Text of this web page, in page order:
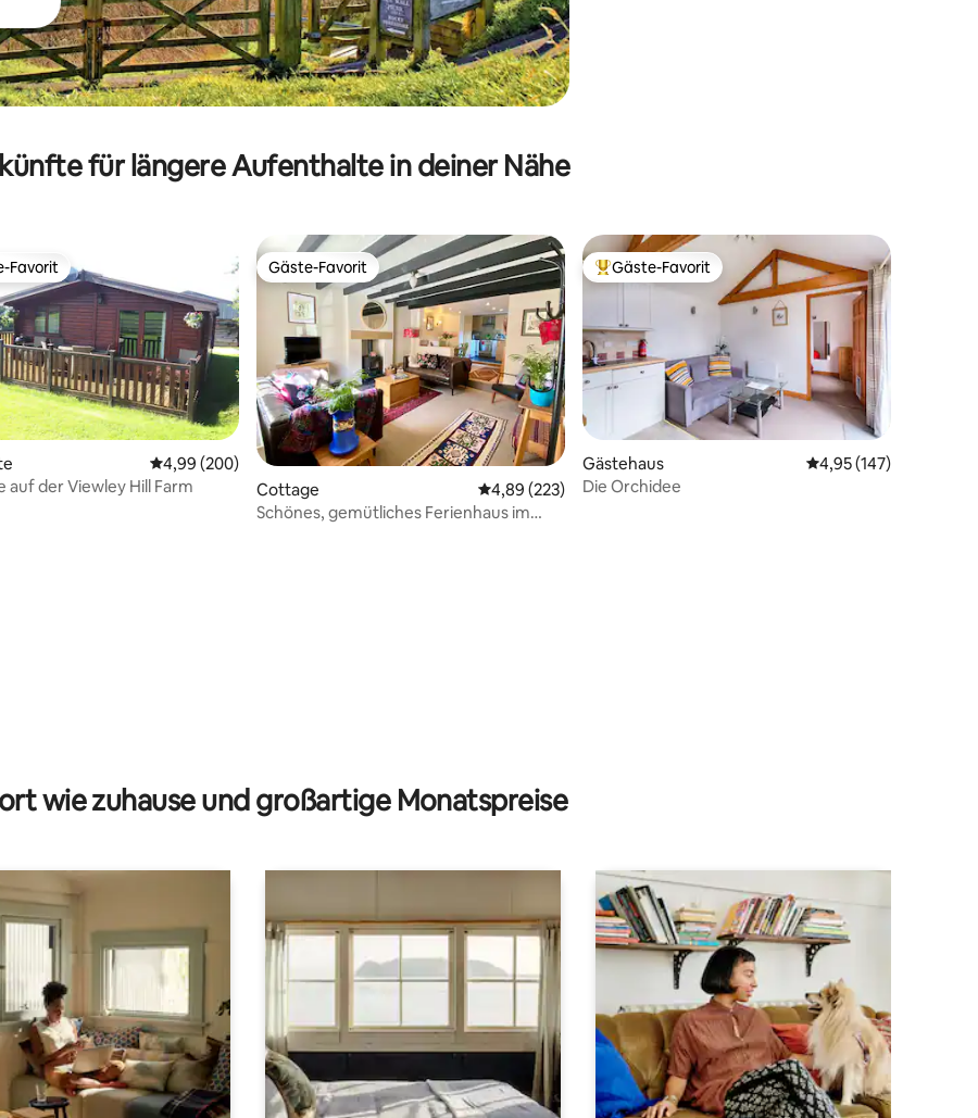
für längere Aufenthalte in deiner Nähe
4,98 von 5, 104 Bewertungen
Gäste-Favorit.
Favorit
Durchschnittliche Bewertung: 4,99 von 5, 200 Bewertungen
4,99 (200)
auf der Viewley Hill Farm
Gäste-Favorit
Gäste-Favorit
Cottage Durchschnittliche Bewertung: 4,89 von 5, 223 Bewertungen
4,89 (223)
Schönes, gemütliches Ferienhaus im
Beliebter Gäste-Favorit.
Gäste-Favorit
Gästehaus Durchschnittliche
4,95 (147)
Die Orchidee
wie zuhause und großartige Monatspreise